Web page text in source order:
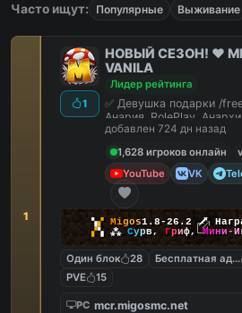
Часто ищут: Популярные Выживание
1
1
НОВЫЙ СЕЗОН! ❤️
VANILA
Лидер рейтинга
✅ Девушка подарки /
Анария, RolePlay,
добавлен 724 дн назад
1,628 игроков онлайн
YouTube
VK
▚▞ Migos1.8-26.2🗡
▞▚ ⁂ Сурв, Гриф,Мини-И
Один блок 28 Бесплатная
PVE
15
PC mcr.migosmc.net